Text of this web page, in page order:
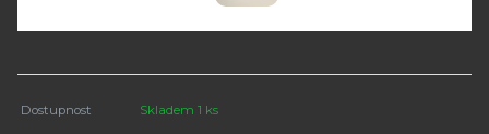
Dostupnost Skladem 1 ks